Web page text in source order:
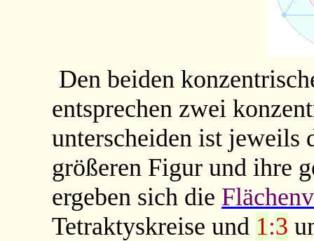
Den beiden
entsprechen zwei
unterscheiden ist jeweils
größeren Figur und ihre
ergeben sich die
Tetraktyskreise und 1:3